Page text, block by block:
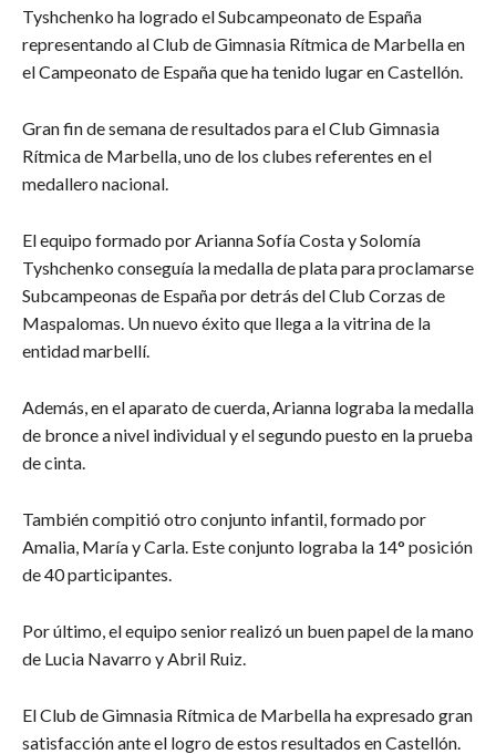
Tyshchenko ha logrado el Subcampeonato de España
representando al Club de Gimnasia Rítmica de Marbella en
el Campeonato de España que ha tenido lugar en Castellón.
Gran fin de semana de resultados para el Club Gimnasia
Rítmica de Marbella, uno de los clubes referentes en el
medallero nacional.
El equipo formado por Arianna Sofía Costa y Solomía
Tyshchenko conseguía la medalla de plata para proclamarse
Subcampeonas de España por detrás del Club Corzas de
Maspalomas. Un nuevo éxito que llega a la vitrina de la
entidad marbellí.
Además, en el aparato de cuerda, Arianna lograba la medalla
de bronce a nivel individual y el segundo puesto en la prueba
de cinta.
También compitió otro conjunto infantil, formado por
Amalia, María y Carla. Este conjunto lograba la 14° posición
de 40 participantes.
Por último, el equipo senior realizó un buen papel de la mano
de Lucia Navarro y Abril Ruiz.
El Club de Gimnasia Rítmica de Marbella ha expresado gran
satisfacción ante el logro de estos resultados en Castellón.